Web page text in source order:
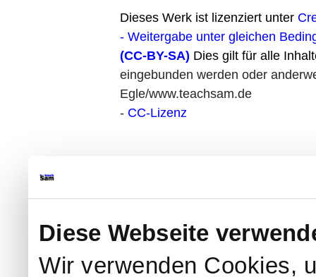
Diese Webseite
Wir verwenden Cookies,
Dieses Werk ist lizenziert unter
- Weitergabe unter gleichen
(CC-BY-SA) Dies gilt für alle
eingebunden werden oder
Egle/www.teachsam.de
- CC-Lizenz